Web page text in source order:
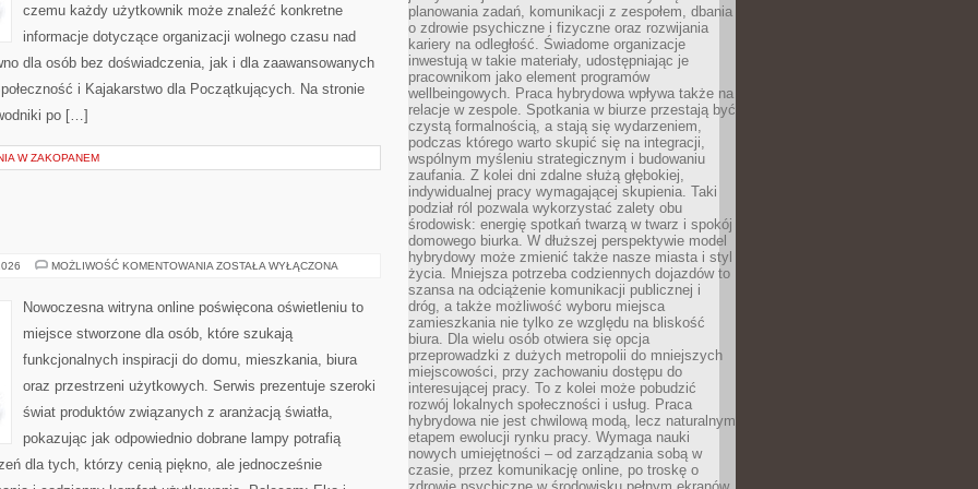
czemu każdy użytkownik może znaleźć konkretne
informacje dotyczące organizacji wolnego czasu nad
dla osób bez doświadczenia, jak i dla zaawansowanych
i Kajakarstwo dla Początkujących. Na stronie
po […]
W ZAKOPANEM
MOŻLIWOŚĆ KOMENTOWANIA TESTY
ZOSTAŁA WYŁĄCZONA
Nowoczesna witryna online poświęcona oświetleniu to
miejsce stworzone dla osób, które szukają
funkcjonalnych inspiracji do domu, mieszkania, biura
oraz przestrzeni użytkowych. Serwis prezentuje szeroki
świat produktów związanych z aranżacją światła,
pokazując jak odpowiednio dobrane lampy potrafią
dla tych, którzy cenią piękno, ale jednocześnie
planowania zadań, komunikacji z zespołem, dbania
o zdrowie psychiczne i fizyczne oraz rozwijania
kariery na odległość. Świadome organizacje
inwestują w takie materiały, udostępniając je
pracownikom jako element programów
wellbeingowych. Praca hybrydowa wpływa także na
relacje w zespole. Spotkania w biurze przestają być
czystą formalnością, a stają się wydarzeniem,
podczas którego warto skupić się na integracji,
wspólnym myśleniu strategicznym i budowaniu
zaufania. Z kolei dni zdalne służą głębokiej,
indywidualnej pracy wymagającej skupienia. Taki
podział ról pozwala wykorzystać zalety obu
środowisk: energię spotkań twarzą w twarz i spokój
domowego biurka. W dłuższej perspektywie model
hybrydowy może zmienić także nasze miasta i styl
życia. Mniejsza potrzeba codziennych dojazdów to
szansa na odciążenie komunikacji publicznej i
dróg, a także możliwość wyboru miejsca
zamieszkania nie tylko ze względu na bliskość
biura. Dla wielu osób otwiera się opcja
przeprowadzki z dużych metropolii do mniejszych
miejscowości, przy zachowaniu dostępu do
interesującej pracy. To z kolei może pobudzić
rozwój lokalnych społeczności i usług. Praca
hybrydowa nie jest chwilową modą, lecz naturalnym
etapem ewolucji rynku pracy. Wymaga nauki
nowych umiejętności – od zarządzania sobą w
czasie, przez komunikację online, po troskę o